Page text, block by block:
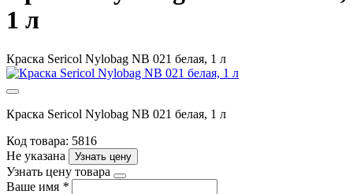
1 л
Краска Sericol Nylobag NB 021 белая, 1 л
Краска Sericol Nylobag NB 021 белая, 1 л
Код товара: 5816
Не указана
Узнать цену
Узнать цену товара
Ваше имя *